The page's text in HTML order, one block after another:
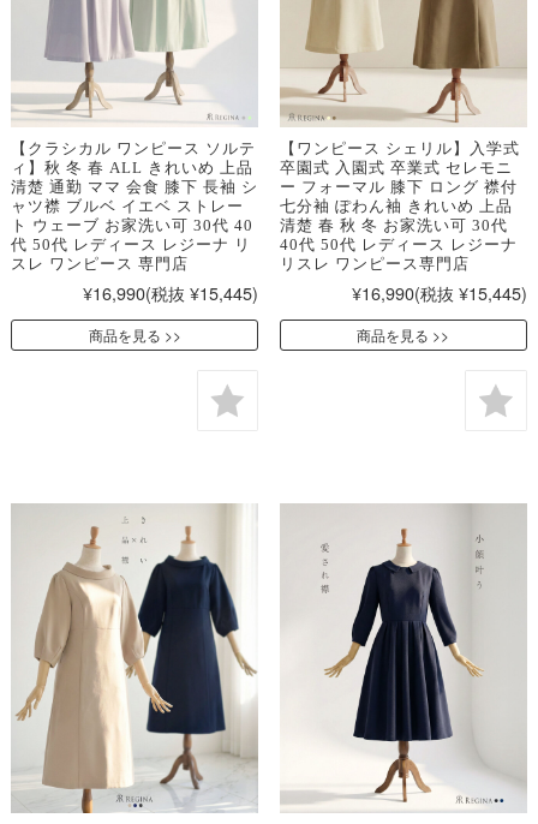
【クラシカル ワンピース ソルテ
ィ】秋 冬 春 ALL きれいめ 上品
清楚 通勤 ママ 会食 膝下 長袖 シ
ャツ襟 ブルベ イエベ ストレー
ト ウェーブ お家洗い可 30代 40
代 50代 レディース レジーナ リ
スレ ワンピース 専門店
¥16,990(税抜 ¥15,445)
商品を見る
【ワンピース シェリル】入学式
卒園式 入園式 卒業式 セレモニ
ー フォーマル 膝下 ロング 襟付
七分袖 ぽわん袖 きれいめ 上品
清楚 春 秋 冬 お家洗い可 30代
40代 50代 レディース レジーナ
リスレ ワンピース専門店
¥16,990(税抜 ¥15,445)
商品を見る